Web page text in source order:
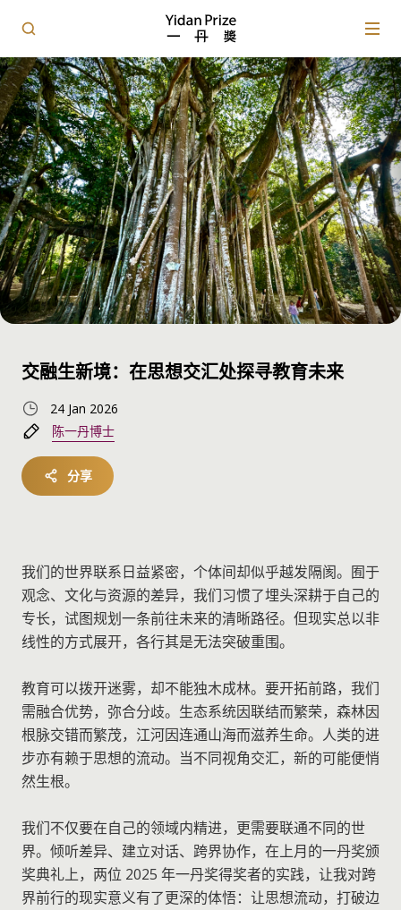
交融生新境：在思想交汇处探寻教育未来
24 Jan 2026
陈一丹博士
分享
我们的世界联系日益紧密，个体间却似乎越发隔阂。囿于
观念、文化与资源的差异，我们习惯了埋头深耕于自己的
专长，试图规划一条前往未来的清晰路径。但现实总以非
线性的方式展开，各行其是无法突破重围。
教育可以拨开迷雾，却不能独木成林。要开拓前路，我们
需融合优势，弥合分歧。生态系统因联结而繁荣，森林因
根脉交错而繁茂，江河因连通山海而滋养生命。人类的进
步亦有赖于思想的流动。当不同视角交汇，新的可能便悄
然生根。
我们不仅要在自己的领域内精进，更需要联通不同的世
界。倾听差异、建立对话、跨界协作，在上月的一丹奖颁
奖典礼上，两位 2025 年一丹奖得奖者的实践，让我对跨
界前行的现实意义有了更深的体悟：让思想流动，打破边